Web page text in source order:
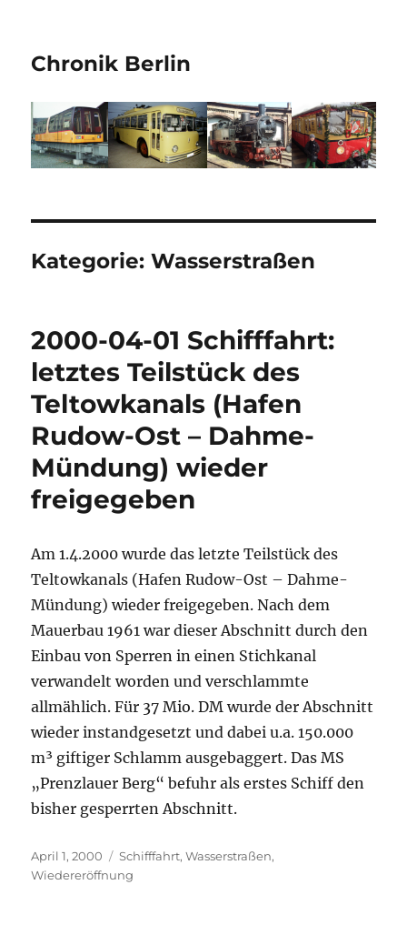
Chronik Berlin
Kategorie:Wasserstraßen
2000-04-01 Schifffahrt:
letztes Teilstück des
Teltowkanals (Hafen
Rudow-Ost – Dahme-
Mündung) wieder
freigegeben
Am 1.4.2000 wurde das letzte Teilstück des
Teltowkanals (Hafen Rudow-Ost – Dahme-
Mündung) wieder freigegeben. Nach dem
Mauerbau 1961 war dieser Abschnitt durch den
Einbau von Sperren in einen Stichkanal
verwandelt worden und verschlammte
allmählich. Für 37 Mio. DM wurde der Abschnitt
wieder instandgesetzt und dabei u.a. 150.000
m³ giftiger Schlamm ausgebaggert. Das MS
„Prenzlauer Berg“ befuhr als erstes Schiff den
bisher gesperrten Abschnitt.
Veröffentlicht
am
April 1, 2000 Kategorien
Schifffahrt,Wasserstraßen,
Wiedereröffnung